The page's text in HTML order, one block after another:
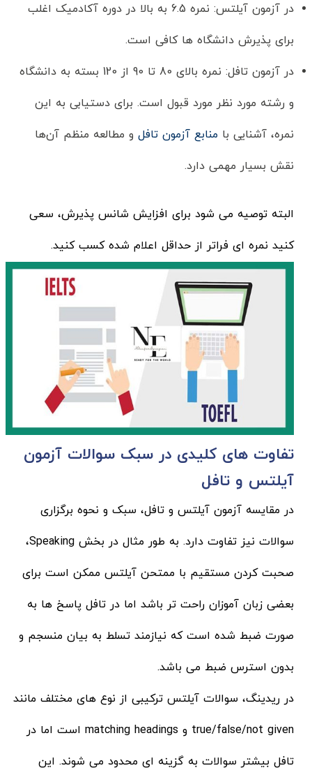
در آزمون آیلتس: نمره 6.5 به بالا در دوره آکادمیک اغلب
برای پذیرش دانشگاه ها کافی است.
در آزمون تافل: نمره بالای 80 تا 90 از 120 بسته به دانشگاه
و رشته مورد نظر مورد قبول است. برای دستیابی به این
نمره، آشنایی با منابع آزمون تافل و مطالعه منظم آن‌ها
نقش بسیار مهمی دارد.
البته توصیه می شود برای افزایش شانس پذیرش، سعی
کنید نمره ای فراتر از حداقل اعلام شده کسب کنید.
تفاوت های کلیدی در سبک سوالات آزمون
آیلتس و تافل
در مقایسه آزمون آیلتس و تافل، سبک و نحوه برگزاری
سوالات نیز تفاوت دارد. به طور مثال در بخش Speaking،
صحبت کردن مستقیم با ممتحن آیلتس ممکن است برای
بعضی زبان آموزان راحت تر باشد اما در تافل پاسخ ها به
صورت ضبط شده است که نیازمند تسلط به بیان منسجم و
بدون استرس ضبط می باشد.
در ریدینگ، سوالات آیلتس ترکیبی از نوع های مختلف مانند
true/false/not given و matching headings است اما در
تافل بیشتر سوالات به گزینه ای محدود می شوند. این